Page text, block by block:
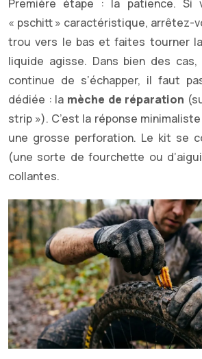
Première étape : la patience. Si
« pschitt » caractéristique, arrêtez-
trou vers le bas et faites tourner
liquide agisse. Dans bien des
continue de s’échapper, il faut
dédiée : la mèche de réparation
strip »). C’est la réponse
une grosse perforation. Le kit se
(une sorte de fourchette ou
collantes.